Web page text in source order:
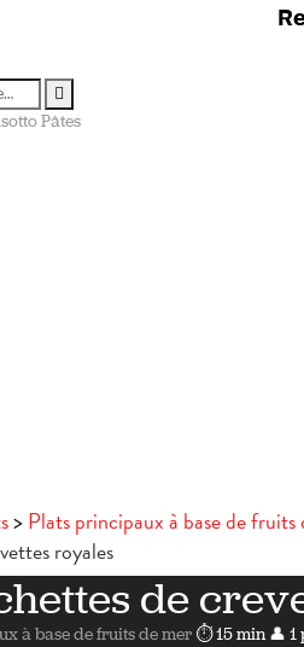
Pâtes
Plats principaux à base de fruits
royales
de
à base de fruits de mer ⏱ 15 min👤 1